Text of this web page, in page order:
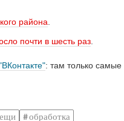
района.
почти в шесть раз.
: там только
обработка